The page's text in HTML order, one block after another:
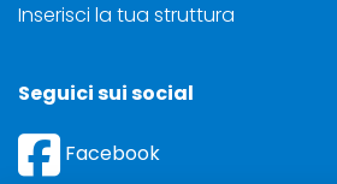
Inserisci la tua struttura
Seguici sui social
Facebook